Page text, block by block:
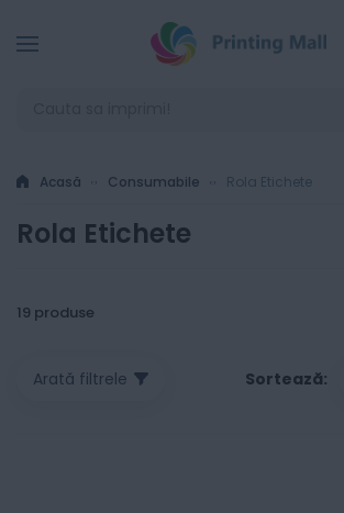
Acasă Consumabile Rola Etichete
Rola Etichete
Arată filtrele Sortează
19 produse